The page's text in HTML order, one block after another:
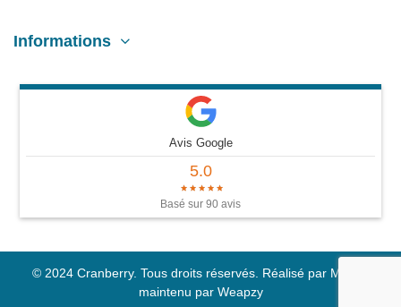
Informations
Avis Google
5.0
Basé sur 90 avis
© 2024 Cranberry. Tous droits réservés. Réalisé par M42
maintenu par Weapzy